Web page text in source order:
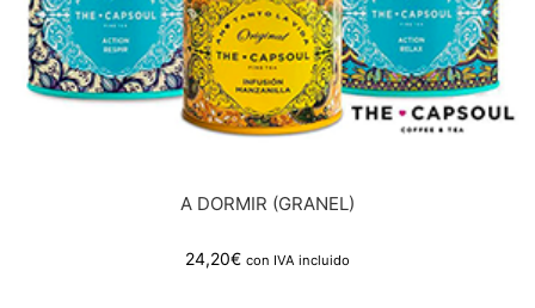
A DORMIR (GRANEL)
24,20€ con IVA incluido